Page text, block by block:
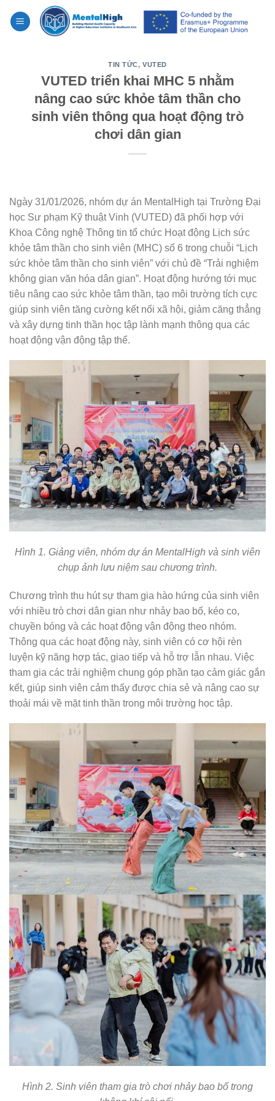
TIN TỨC,VUTED
VUTED triển khai MHC 5 nhằm
nâng cao sức khỏe tâm thần cho
sinh viên thông qua hoạt động trò
chơi dân gian
Ngày 31/01/2026, nhóm dự án MentalHigh tại Trường Đại
học Sư phạm Kỹ thuật Vinh (VUTED) đã phối hợp với
Khoa Công nghệ Thông tin tổ chức Hoạt động Lịch sức
khỏe tâm thần cho sinh viên (MHC) số 6 trong chuỗi “Lịch
sức khỏe tâm thần cho sinh viên” với chủ đề “Trải nghiệm
không gian văn hóa dân gian”. Hoạt động hướng tới mục
tiêu nâng cao sức khỏe tâm thần, tạo môi trường tích cực
giúp sinh viên tăng cường kết nối xã hội, giảm căng thẳng
và xây dựng tinh thần học tập lành mạnh thông qua các
hoạt động vận động tập thể.
Hình 1. Giảng viên, nhóm dự án MentalHigh và sinh viên
chụp ảnh lưu niệm sau chương trình.
Chương trình thu hút sự tham gia hào hứng của sinh viên
với nhiều trò chơi dân gian như nhảy bao bố, kéo co,
chuyền bóng và các hoạt động vận động theo nhóm.
Thông qua các hoạt động này, sinh viên có cơ hội rèn
luyện kỹ năng hợp tác, giao tiếp và hỗ trợ lẫn nhau. Việc
tham gia các trải nghiệm chung góp phần tạo cảm giác gắn
kết, giúp sinh viên cảm thấy được chia sẻ và nâng cao sự
thoải mái về mặt tinh thần trong môi trường học tập.
Hình 2. Sinh viên tham gia trò chơi nhảy bao bố trong